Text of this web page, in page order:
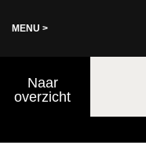
MENU >
Naar
overzicht
0,00